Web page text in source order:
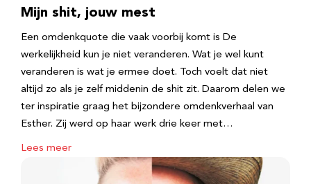
Mijn shit, jouw mest
Een omdenkquote die vaak voorbij komt is De
werkelijkheid kun je niet veranderen. Wat je wel kunt
veranderen is wat je ermee doet. Toch voelt dat niet
altijd zo als je zelf middenin de shit zit. Daarom delen we
ter inspiratie graag het bijzondere omdenkverhaal van
Esther. Zij werd op haar werk drie keer met…
Lees meer